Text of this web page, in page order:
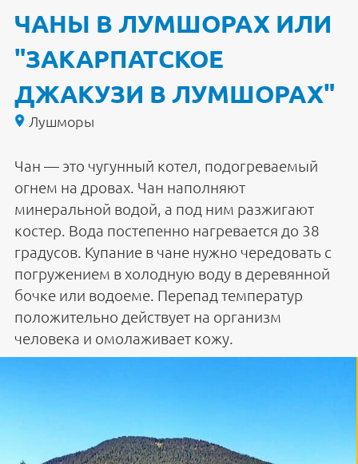
ЧАНЫ В ЛУМШОРАХ ИЛИ
"ЗАКАРПАТСКОЕ
ДЖАКУЗИ В ЛУМШОРАХ"
Лушморы
Чан — это чугунный котел, подогреваемый
огнем на дровах. Чан наполняют
минеральной водой, а под ним разжигают
костер. Вода постепенно нагревается до 38
градусов. Купание в чане нужно чередовать с
погружением в холодную воду в деревянной
бочке или водоеме. Перепад температур
положительно действует на организм
человека и омолаживает кожу.